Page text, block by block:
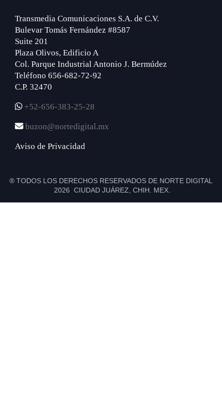
Transmedia Comunicaciones S.A. de C.V.
Bulevar Tomás Fernández #8587
Suite 201
Plaza Olivos, Edificio A
Col. Parque Industrial Antonio J. Bermúdez
Teléfono 656-682-72-92
C.P. 32470
+52-656-383-25-28
buzon@nortedigital.mx
Aviso de Privacidad
® TODOS LOS DERECHOS RESERVADOS DE NORTE DIGITAL
2026 CIUDAD JUÁREZ, CHIH. MEX.